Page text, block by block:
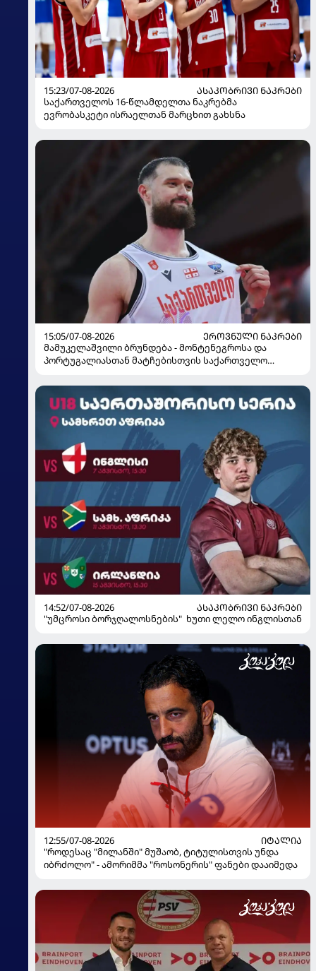
15:23/07-08-2026
ᲐᲡᲐᲙᲝᲑᲠᲘᲕᲘ ᲜᲐᲙᲠᲔᲑᲘ
საქართველოს 16-წლამდელთა ნაკრებმა
ევრობასკეტი ისრაელთან მარცხით გახსნა
15:05/07-08-2026
ᲔᲠᲝᲕᲜᲣᲚᲘ ᲜᲐᲙᲠᲔᲑᲘ
მამუკელაშვილი ბრუნდება - მონტენეგროსა და
პორტუგალიასთან მატჩებისთვის საქართველო
14:52/07-08-2026
ᲐᲡᲐᲙᲝᲑᲠᲘᲕᲘ ᲜᲐᲙᲠᲔᲑᲘ
"უმცროსი ბორჯღალოსნების" ხუთი ლელო ინგლისთან
12:55/07-08-2026
ᲘᲢᲐᲚᲘᲐ
"როდესაც "მილანში" მუშაობ, ტიტულისთვის უნდა
იბრძოლო" - ამორიმმა "როსონერის" ფანები დააიმედა